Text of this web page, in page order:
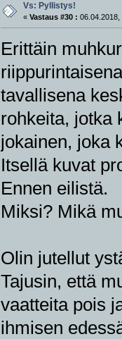
Vs: Pyllistys!
« Vastaus #30 : 06.04.2018,
Erittäin
tavallisena
rohkeita, jotka
jokainen, joka
Itsellä kuvat
Ennen eilistä.
Miksi? Mikä
Olin jutellut
Tajusin, että
vaatteita pois
ihmisen